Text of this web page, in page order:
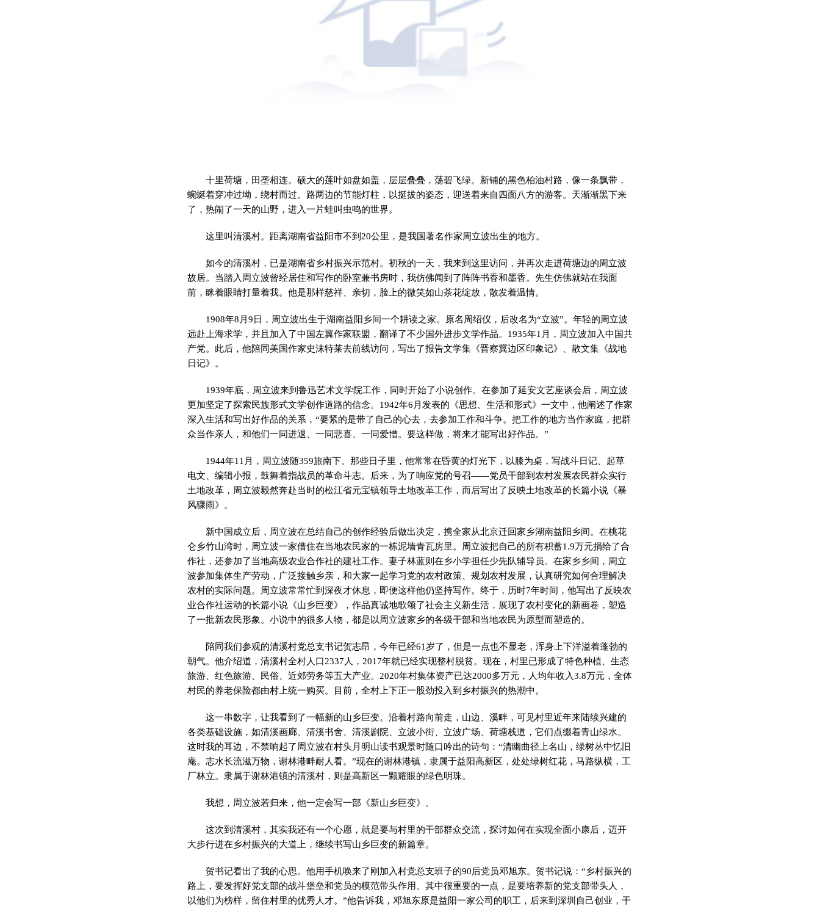
十里荷塘，田垄相连。硕大的莲叶如盘如盖，层层叠叠，荡碧飞绿。新铺的黑色柏油村路，像一条飘带，
蜿蜒着穿冲过坳，绕村而过。路两边的节能灯柱，以挺拔的姿态，迎送着来自四面八方的游客。天渐渐黑下来
了，热闹了一天的山野，进入一片蛙叫虫鸣的世界。
这里叫清溪村。距离湖南省益阳市不到20公里，是我国著名作家周立波出生的地方。
如今的清溪村，已是湖南省乡村振兴示范村。初秋的一天，我来到这里访问，并再次走进荷塘边的周立波
故居。当踏入周立波曾经居住和写作的卧室兼书房时，我仿佛闻到了阵阵书香和墨香。先生仿佛就站在我面
前，眯着眼睛打量着我。他是那样慈祥、亲切，脸上的微笑如山茶花绽放，散发着温情。
1908年8月9日，周立波出生于湖南益阳乡间一个耕读之家。原名周绍仪，后改名为“立波”。年轻的周立波
远赴上海求学，并且加入了中国左翼作家联盟，翻译了不少国外进步文学作品。1935年1月，周立波加入中国共
产党。此后，他陪同美国作家史沫特莱去前线访问，写出了报告文学集《晋察冀边区印象记》、散文集《战地
日记》。
1939年底，周立波来到鲁迅艺术文学院工作，同时开始了小说创作。在参加了延安文艺座谈会后，周立波
更加坚定了探索民族形式文学创作道路的信念。1942年6月发表的《思想、生活和形式》一文中，他阐述了作家
深入生活和写出好作品的关系，“要紧的是带了自己的心去，去参加工作和斗争。把工作的地方当作家庭，把群
众当作亲人，和他们一同进退、一同悲喜、一同爱憎。要这样做，将来才能写出好作品。”
1944年11月，周立波随359旅南下。那些日子里，他常常在昏黄的灯光下，以膝为桌，写战斗日记、起草
电文、编辑小报，鼓舞着指战员的革命斗志。后来，为了响应党的号召——党员干部到农村发展农民群众实行
土地改革，周立波毅然奔赴当时的松江省元宝镇领导土地改革工作，而后写出了反映土地改革的长篇小说《暴
风骤雨》。
新中国成立后，周立波在总结自己的创作经验后做出决定，携全家从北京迁回家乡湖南益阳乡间。在桃花
仑乡竹山湾时，周立波一家借住在当地农民家的一栋泥墙青瓦房里。周立波把自己的所有积蓄1.9万元捐给了合
作社，还参加了当地高级农业合作社的建社工作。妻子林蓝则在乡小学担任少先队辅导员。在家乡乡间，周立
波参加集体生产劳动，广泛接触乡亲，和大家一起学习党的农村政策、规划农村发展，认真研究如何合理解决
农村的实际问题。周立波常常忙到深夜才休息，即便这样他仍坚持写作。终于，历时7年时间，他写出了反映农
业合作社运动的长篇小说《山乡巨变》，作品真诚地歌颂了社会主义新生活，展现了农村变化的新画卷，塑造
了一批新农民形象。小说中的很多人物，都是以周立波家乡的各级干部和当地农民为原型而塑造的。
陪同我们参观的清溪村党总支书记贺志昂，今年已经61岁了，但是一点也不显老，浑身上下洋溢着蓬勃的
朝气。他介绍道，清溪村全村人口2337人，2017年就已经实现整村脱贫。现在，村里已形成了特色种植、生态
旅游、红色旅游、民俗、近郊劳务等五大产业。2020年村集体资产已达2000多万元，人均年收入3.8万元，全体
村民的养老保险都由村上统一购买。目前，全村上下正一股劲投入到乡村振兴的热潮中。
这一串数字，让我看到了一幅新的山乡巨变。沿着村路向前走，山边、溪畔，可见村里近年来陆续兴建的
各类基础设施，如清溪画廊、清溪书舍、清溪剧院、立波小街、立波广场、荷塘栈道，它们点缀着青山绿水。
这时我的耳边，不禁响起了周立波在村头月明山读书观景时随口吟出的诗句：“清幽曲径上名山，绿树丛中忆旧
庵。志水长流滋万物，谢林港畔耐人看。”现在的谢林港镇，隶属于益阳高新区，处处绿树红花，马路纵横，工
厂林立。隶属于谢林港镇的清溪村，则是高新区一颗耀眼的绿色明珠。
我想，周立波若归来，他一定会写一部《新山乡巨变》。
这次到清溪村，其实我还有一个心愿，就是要与村里的干部群众交流，探讨如何在实现全面小康后，迈开
大步行进在乡村振兴的大道上，继续书写山乡巨变的新篇章。
贺书记看出了我的心思。他用手机唤来了刚加入村党总支班子的90后党员邓旭东。贺书记说：“乡村振兴的
路上，要发挥好党支部的战斗堡垒和党员的模范带头作用。其中很重要的一点，是要培养新的党支部带头人，
以他们为榜样，留住村里的优秀人才。”他告诉我，邓旭东原是益阳一家公司的职工，后来到深圳自己创业，干